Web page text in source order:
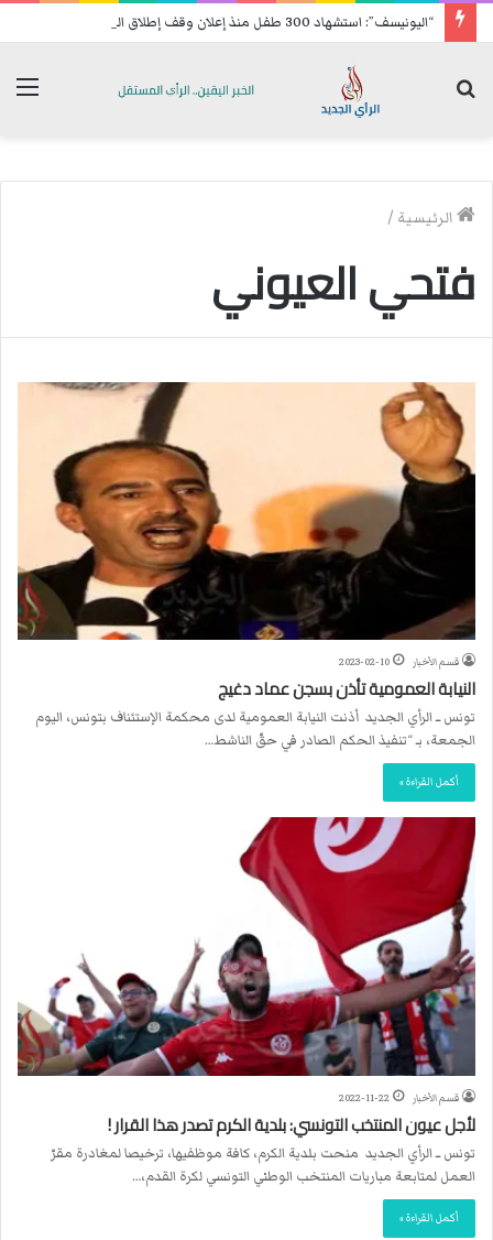
“اليونيسف”: استشهاد 300 طفل منذ إعلان وقف إطلاق النار في غزة
الرئيسية /
فتحي العيوني
قسم الأخبار 2023-02-10
النيابة العمومية تأذن بسجن عماد دغيج
تونس ــ الرأي الجديد أذنت النيابة العمومية لدى محكمة الإستئناف بتونس، اليوم
الجمعة، بـ “تنفيذ الحكم الصادر في حقّ الناشط…
أكمل القراءة »
قسم الأخبار 2022-11-22
لأجل عيون المنتخب التونسي: بلدية الكرم تصدر هذا القرار !
تونس ــ الرأي الجديد منحت بلدية الكرم، كافة موظفيها، ترخيصا لمغادرة مقرّ
العمل لمتابعة مباريات المنتخب الوطني التونسي لكرة القدم،…
أكمل القراءة »